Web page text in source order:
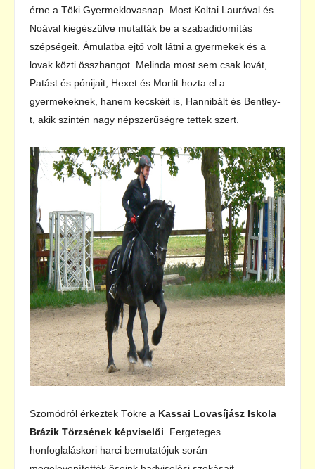
érne a Töki Gyermeklovasnap. Most Koltai Laurával és
Noával kiegészülve mutatták be a szabadidomítás
szépségeit. Ámulatba ejtő volt látni a gyermekek és a
lovak közti összhangot. Melinda most sem csak lovát,
Patást és pónijait, Hexet és Mortit hozta el a
gyermekeknek, hanem kecskéit is, Hannibált és Bentley-
t, akik szintén nagy népszerűségre tettek szert.
Szomódról érkeztek Tökre a Kassai Lovasíjász Iskola
Brázik Törzsének képviselői . Fergeteges
honfoglaláskori harci bemutatójuk során